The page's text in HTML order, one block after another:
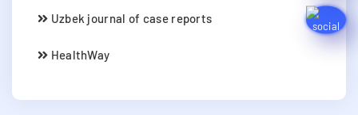
Uzbek journal of case reports
HealthWay